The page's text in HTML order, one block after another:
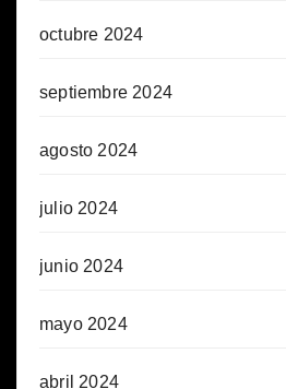
octubre 2024
septiembre 2024
agosto 2024
julio 2024
junio 2024
mayo 2024
abril 2024